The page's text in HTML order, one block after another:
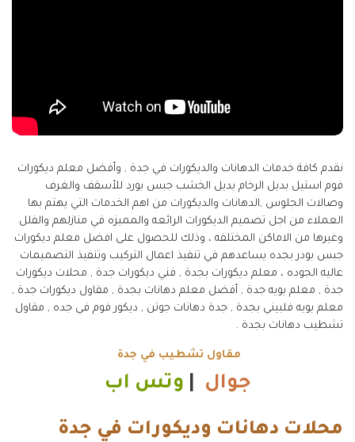
نقدم كافة خدمات الدهانات والديكورات في جدة , وأفضل معلم ديكورات
فوم استيل بديل الرخام بديل الخشب جبس بورد للأسقف والغرف
وصالات الجلوس ,الدهانات والديكورات من اهم الخدمات التي يهتم بها
العملاء من اجل تصميم الديكورات الرائعه والمميزه في منازلهم والفلل
وغيرها من الاماكن المختلفه ، وذلك للحصول على افضل معلم ديكورات
جبس بودر بجده يساعدهم في تنفيذ اعمال التركيب وتنفيذ التصميمات
عاليه الجوده ، معلم ديكورات بجدة , فني ديكورات جدة , محلات ديكورات
جدة , معلم بويه جدة , أفضل معلم دهانات بجدة , مقاول ديكورات جدة ,
معلم بويه فلبيني بجدة , جدة دهانات جوتن , ديكور فوم في جده , مقاول
تشطيب دهانات بجدة .
مقاول تشطيب في جدة
جوال وتس اب
محلات دهانات وديكورات في جدة